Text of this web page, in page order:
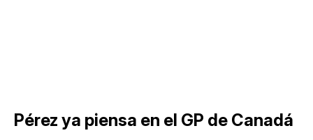
Pérez ya piensa en el GP de Canadá